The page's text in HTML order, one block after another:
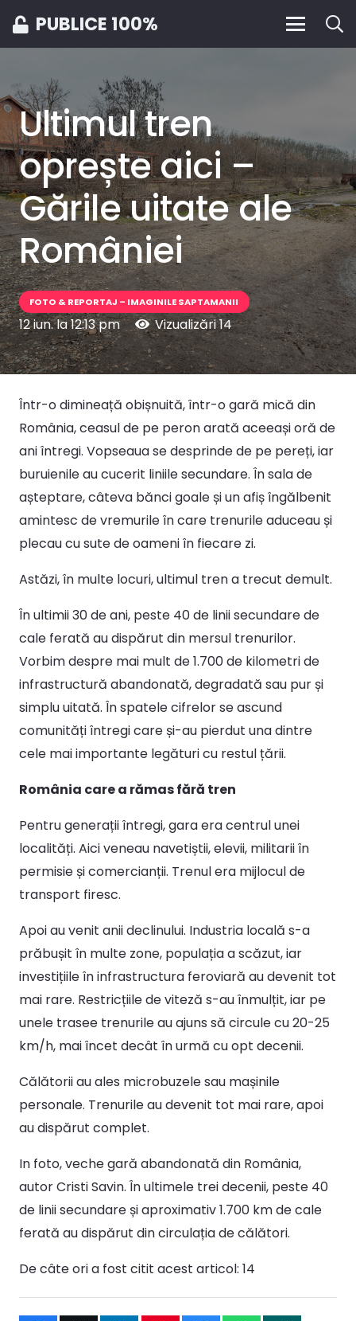
PUBLICE 100%
Ultimul tren
oprește aici –
Gările uitate ale
României
FOTO & REPORTAJ – IMAGINILE SAPTAMANII
12 iun. la 12:13 pm Vizualizări14
Într-o dimineață obișnuită, într-o gară mică din
România, ceasul de pe peron arată aceeași oră de
ani întregi. Vopseaua se desprinde de pe pereți, iar
buruienile au cucerit liniile secundare. În sala de
așteptare, câteva bănci goale și un afiș îngălbenit
amintesc de vremurile în care trenurile aduceau și
plecau cu sute de oameni în fiecare zi.
Astăzi, în multe locuri, ultimul tren a trecut demult.
În ultimii 30 de ani, peste 40 de linii secundare de
cale ferată au dispărut din mersul trenurilor.
Vorbim despre mai mult de 1.700 de kilometri de
infrastructură abandonată, degradată sau pur și
simplu uitată. În spatele cifrelor se ascund
comunități întregi care și-au pierdut una dintre
cele mai importante legături cu restul țării.
România care a rămas fără tren
Pentru generații întregi, gara era centrul unei
localități. Aici veneau navetiștii, elevii, militarii în
permisie și comercianții. Trenul era mijlocul de
transport firesc.
Apoi au venit anii declinului. Industria locală s-a
prăbușit în multe zone, populația a scăzut, iar
investițiile în infrastructura feroviară au devenit tot
mai rare. Restricțiile de viteză s-au înmulțit, iar pe
unele trasee trenurile au ajuns să circule cu 20-25
km/h, mai încet decât în urmă cu opt decenii.
Călătorii au ales microbuzele sau mașinile
personale. Trenurile au devenit tot mai rare, apoi
au dispărut complet.
In foto, veche gară abandonată din România,
autor Cristi Savin. În ultimele trei decenii, peste 40
de linii secundare și aproximativ 1.700 km de cale
ferată au dispărut din circulația de călători.
De câte ori a fost citit acest articol: 14